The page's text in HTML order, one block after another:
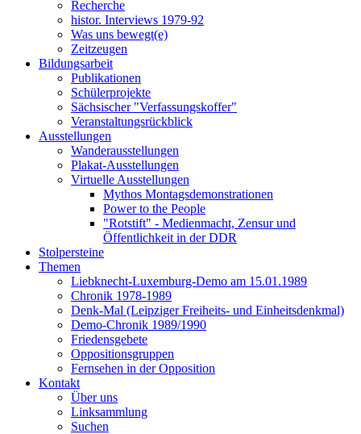
Recherche
histor. Interviews 1979-92
Was uns bewegt(e)
Zeitzeugen
Bildungsarbeit
Publikationen
Schülerprojekte
Sächsischer "Verfassungskoffer"
Veranstaltungsrückblick
Ausstellungen
Wanderausstellungen
Plakat-Ausstellungen
Virtuelle Ausstellungen
Mythos Montagsdemonstrationen
Power to the People
"Rotstift" - Medienmacht, Zensur und
Öffentlichkeit in der DDR
Stolpersteine
Themen
Liebknecht-Luxemburg-Demo am 15.01.1989
Chronik 1978-1989
Denk-Mal (Leipziger Freiheits- und Einheitsdenkmal)
Demo-Chronik 1989/1990
Friedensgebete
Oppositionsgruppen
Fernsehen in der Opposition
Kontakt
Über uns
Linksammlung
Suchen